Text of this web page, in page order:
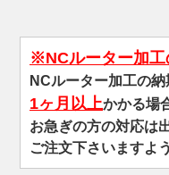
※NCルーター加
NCルーター加工の
1ヶ月以上かかる場
お急ぎの方の対応は
ご注文下さいますよ